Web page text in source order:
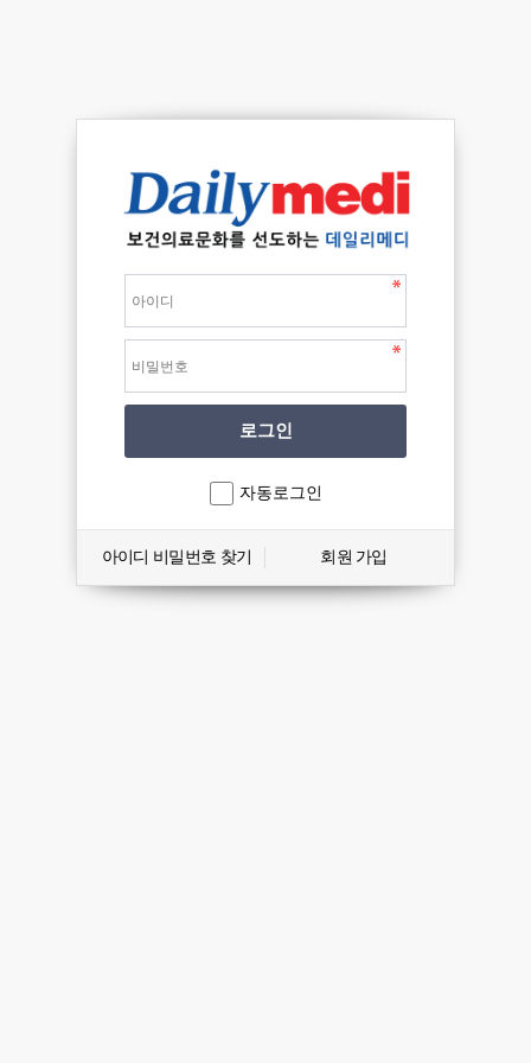
자동로그인
아이디 비밀번호 찾기 회원 가입